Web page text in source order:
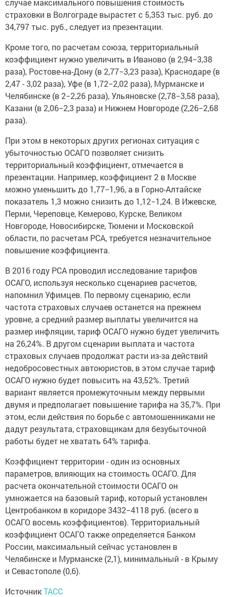
случае максимального повышения стоимость
страховки в Волгограде вырастет с 5,353 тыс. руб. до
34,797 тыс. руб.,следует из презентации.
Кроме того, по расчетам союза, территориальный
коэффициент нужно увеличить в Иваново (в 2,94−3,38
раза), Ростове-на-Дону (в 2,77−3,23 раза), Краснодаре (в
2,47 - 3,02 раза), Уфе (в 1,72−2,02 раза), Мурманске и
Челябинске (в 2−2,26 раза), Ульяновске (2,78−3,58 раза),
Казани (в 2,06−2,3 раза) и Нижнем Новгороде (2,26−2,68
раза).
При этом в некоторых других регионах ситуация с
убыточностью ОСАГО позволяет снизить
территориальный коэффициент, отмечается в
презентации. Например, коэффициент 2 в Москве
можно уменьшить до 1,77−1,96, а в Горно-Алтайске
показатель 1,3 можно снизить до 1,12−1,24. В Ижевске,
Перми, Череповце, Кемерово, Курске, Великом
Новгороде, Новосибирске, Тюмени и Московской
области, по расчетам РСА, требуется незначительное
повышение коэффициента.
В 2016 году РСА проводил исследование тарифов
ОСАГО, используя несколько сценариев расчетов,
напомнил Уфимцев. По первому сценарию, если
частота страховых случаев останется на прежнем
уровне, а средний размер выплаты увеличится на
размер инфляции, тариф ОСАГО нужно будет увеличить
на 26,24%. В другом сценарии выплата и частота
страховых случаев продолжат расти из-за действий
недобросовестных автоюристов, в этом случае тариф
ОСАГО нужно будет повысить на 43,52%. Третий
вариант является промежуточным между первыми
двумя и предполагает повышение тарифа на 35,7%. При
этом, если действия по борьбе с автомошенниками не
дадут результата, страховщикам для безубыточной
работы будет не хватать 64% тарифа.
Коэффициент территории - один из основных
параметров, влияющих на стоимость ОСАГО. Для
расчета окончательной стоимости ОСАГО он
умножается на базовый тариф, который установлен
Центробанком в коридоре 3432−4118 руб. (всего в
ОСАГО восемь коэффициентов). Территориальный
коэффициент ОСАГО также определяется Банком
России, максимальный сейчас установлен в
Челябинске и Мурманске (2,1), минимальный - в Крыму
и Севастополе (0,6).
ИсточникТАСС